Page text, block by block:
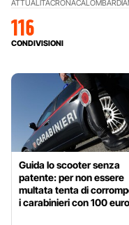
ATTUALITÀCRONACALOMBARDIA
116
CONDIVISIONI
Guida lo scooter senza
patente: per non essere
multata tenta di
i carabinieri con 100 euro